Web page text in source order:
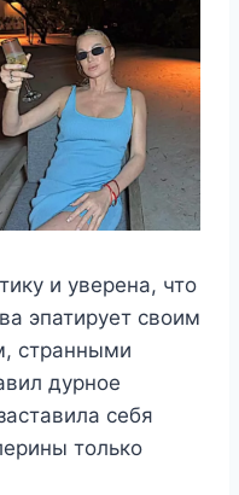
и уверена, что
эпатирует своим
странными
дурное
себя
только